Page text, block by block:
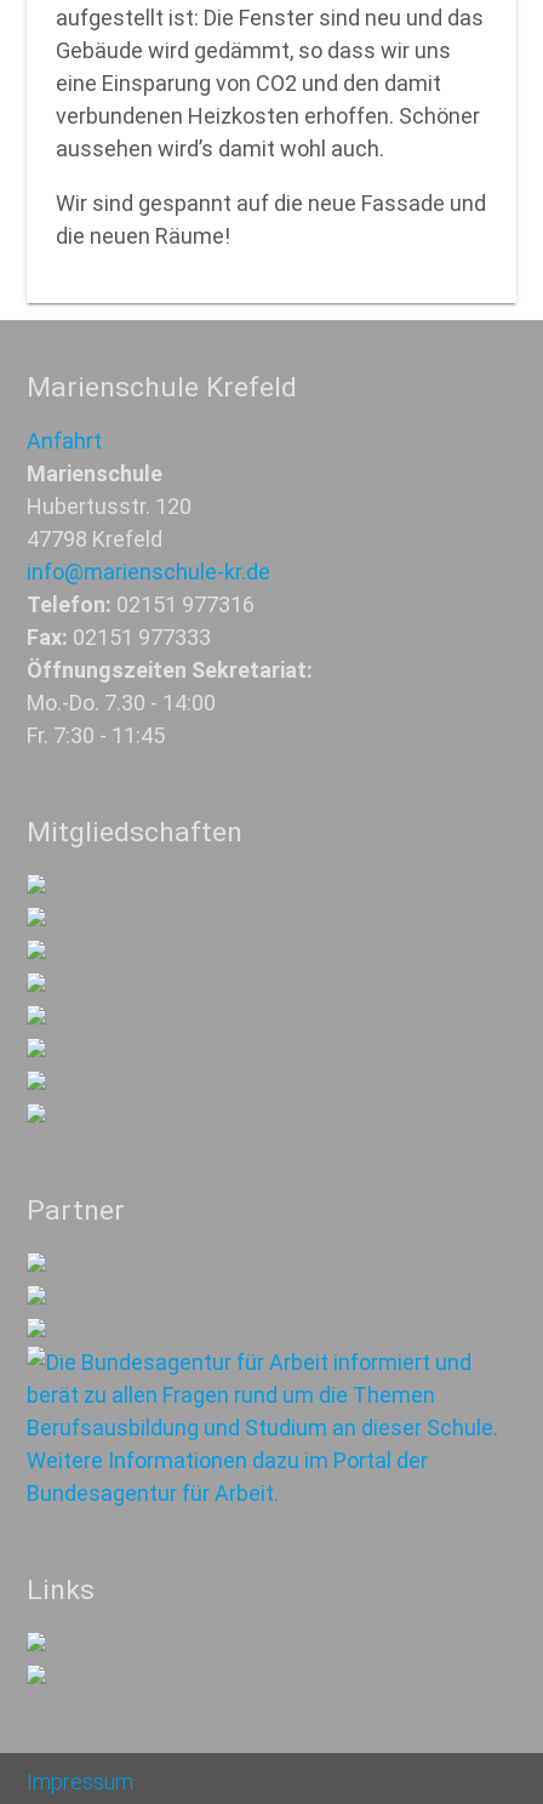
aufgestellt ist: Die Fenster sind neu und das
Gebäude wird gedämmt, so dass wir uns
eine Einsparung von CO2 und den damit
verbundenen Heizkosten erhoffen. Schöner
aussehen wird’s damit wohl auch.
Wir sind gespannt auf die neue Fassade und
die neuen Räume!
Marienschule Krefeld
Anfahrt
Marienschule
Hubertusstr. 120
47798 Krefeld
info@marienschule-kr.de
Telefon: 02151 977316
Fax: 02151 977333
Öffnungszeiten Sekretariat:
Mo.-Do. 7.30 - 14:00
Fr. 7:30 - 11:45
Mitgliedschaften
Partner
Links
Impressum